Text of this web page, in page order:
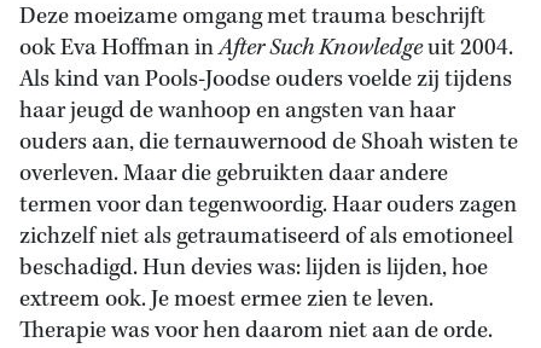
Deze moeizame omgang met trauma beschrijft
ook Eva Hoffman inAfter Such Knowledgeuit 2004.
Als kind van Pools-Joodse ouders voelde zij tijdens
haar jeugd de wanhoop en angsten van haar
ouders aan, die ternauwernood de Shoah wisten te
overleven. Maar die gebruikten daar andere
termen voor dan tegenwoordig. Haar ouders zagen
zichzelf niet als getraumatiseerd of als emotioneel
beschadigd. Hun devies was: lijden is lijden, hoe
extreem ook. Je moest ermee zien te leven.
Therapie was voor hen daarom niet aan de orde.